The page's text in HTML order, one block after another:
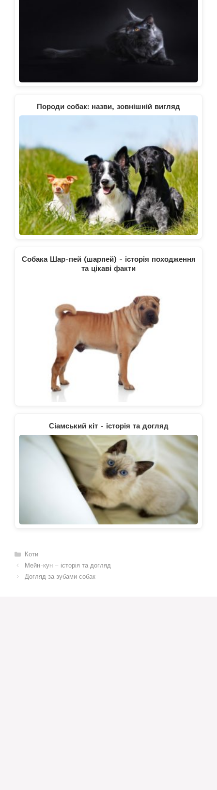
Породи собак: назви, зовнішній вигляд
Собака Шар-пей (шарпей) - історія походження
та цікаві факти
Сіамський кіт - історія та догляд
Категорії
Коти
Мейн-кун – історія та догляд
Догляд за зубами собак